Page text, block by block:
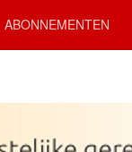
ABONNEMENTEN